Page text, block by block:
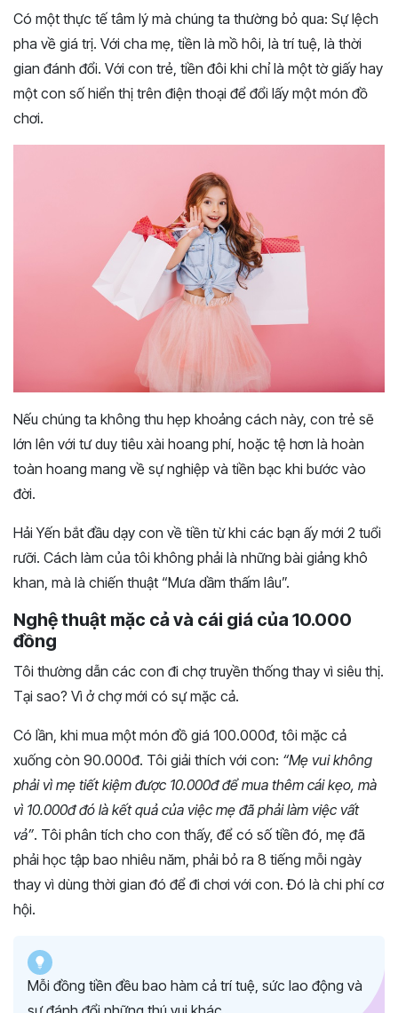
Có một thực tế tâm lý mà chúng ta thường bỏ qua: Sự lệch
pha về giá trị. Với cha mẹ, tiền là mồ hôi, là trí tuệ, là thời
gian đánh đổi. Với con trẻ, tiền đôi khi chỉ là một tờ giấy hay
một con số hiển thị trên điện thoại để đổi lấy một món đồ
chơi.
Nếu chúng ta không thu hẹp khoảng cách này, con trẻ sẽ
lớn lên với tư duy tiêu xài hoang phí, hoặc tệ hơn là hoàn
toàn hoang mang về sự nghiệp và tiền bạc khi bước vào
đời.
Hải Yến bắt đầu dạy con về tiền từ khi các bạn ấy mới 2 tuổi
rưỡi. Cách làm của tôi không phải là những bài giảng khô
khan, mà là chiến thuật “Mưa dầm thấm lâu”.
Nghệ thuật mặc cả và cái giá của 10.000
đồng
Tôi thường dẫn các con đi chợ truyền thống thay vì siêu thị.
Tại sao? Vì ở chợ mới có sự mặc cả.
Có lần, khi mua một món đồ giá 100.000đ, tôi mặc cả
xuống còn 90.000đ. Tôi giải thích với con: “Mẹ vui không
phải vì mẹ tiết kiệm được 10.000đ để mua thêm cái kẹo, mà
vì 10.000đ đó là kết quả của việc mẹ đã phải làm việc vất
vả”. Tôi phân tích cho con thấy, để có số tiền đó, mẹ đã
phải học tập bao nhiêu năm, phải bỏ ra 8 tiếng mỗi ngày
thay vì dùng thời gian đó để đi chơi với con. Đó là chi phí cơ
hội.
Mỗi đồng tiền đều bao hàm cả trí tuệ, sức lao động và